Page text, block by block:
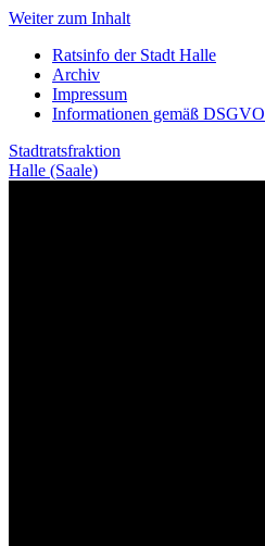
Weiter zum Inhalt
Ratsinfo der Stadt Halle
Archiv
Impressum
Informationen gemäß DSGVO
Stadtratsfraktion
Halle (Saale)